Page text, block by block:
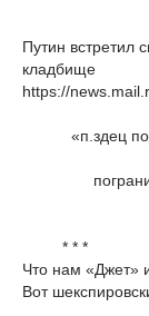
Путин встретил
кладбище
https://
«п.здец
* * *
Что нам «Джет»
Вот